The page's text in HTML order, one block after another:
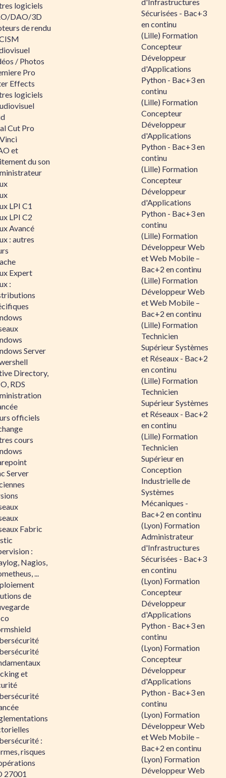
logiciels
DAO/3D
de rendu
/ Photos
Pro
Effects
logiciels
Cut Pro
et
du son
LPI C1
LPI C2
Avancé
: autres
Expert
:
Server
Directory,
RDS
officiels
cours
Server
Fabric
:
Nagios,
...
de
et
:
risques
27001
Sécurisées - Bac+3
en continu
(Lille) Formation
Concepteur
Développeur
d'Applications
Python - Bac+3 en
continu
(Lille) Formation
Concepteur
Développeur
d'Applications
Python - Bac+3 en
continu
(Lille) Formation
Concepteur
Développeur
d'Applications
Python - Bac+3 en
continu
(Lille) Formation
Développeur Web
et Web Mobile –
Bac+2 en continu
(Lille) Formation
Développeur Web
et Web Mobile –
Bac+2 en continu
(Lille) Formation
Technicien
Supérieur Systèmes
et Réseaux - Bac+2
en continu
(Lille) Formation
Technicien
Supérieur Systèmes
et Réseaux - Bac+2
en continu
(Lille) Formation
Technicien
Supérieur en
Conception
Industrielle de
Systèmes
Mécaniques -
Bac+2 en continu
(Lyon) Formation
Administrateur
d'Infrastructures
Sécurisées - Bac+3
en continu
(Lyon) Formation
Concepteur
Développeur
d'Applications
Python - Bac+3 en
continu
(Lyon) Formation
Concepteur
Développeur
d'Applications
Python - Bac+3 en
continu
(Lyon) Formation
Développeur Web
et Web Mobile –
Bac+2 en continu
(Lyon) Formation
Développeur Web